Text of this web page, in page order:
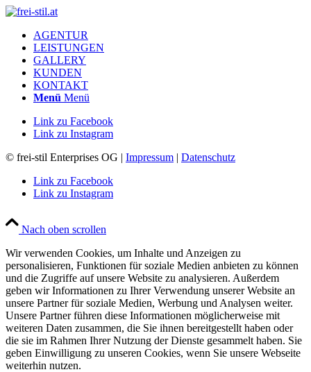
AGENTUR
LEISTUNGEN
GALLERY
KUNDEN
KONTAKT
Menü Menü
Link zu Facebook
Link zu Instagram
© frei-stil Enterprises OG | Impressum | Datenschutz
Link zu Facebook
Link zu Instagram
Nach oben scrollen
Wir verwenden Cookies, um Inhalte und Anzeigen zu
personalisieren, Funktionen für soziale Medien anbieten zu können
und die Zugriffe auf unsere Website zu analysieren. Außerdem
geben wir Informationen zu Ihrer Verwendung unserer Website an
unsere Partner für soziale Medien, Werbung und Analysen weiter.
Unsere Partner führen diese Informationen möglicherweise mit
weiteren Daten zusammen, die Sie ihnen bereitgestellt haben oder
die sie im Rahmen Ihrer Nutzung der Dienste gesammelt haben. Sie
geben Einwilligung zu unseren Cookies, wenn Sie unsere Webseite
weiterhin nutzen.